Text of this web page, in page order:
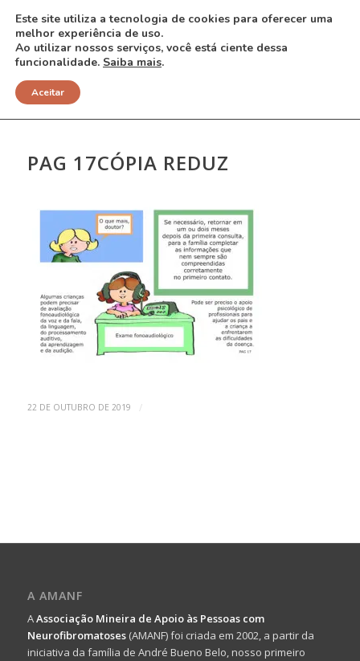
NOTÍCIAS
PAG 17CÓPIA REDUZ
22 DE OUTUBRO DE 2019 /
A AMANF
AAssociação Mineira de Apoio às Pessoas com
Neurofibromatoses(AMANF) foi criada em 2002, a partir da
iniciativa da família de André Bueno Belo, nosso primeiro
Este site utiliza a tecnologia de cookies para oferecer uma
melhor experiência de uso.
Ao utilizar nossos serviços, você está ciente dessa
funcionalidade. Saiba mais.
Aceitar